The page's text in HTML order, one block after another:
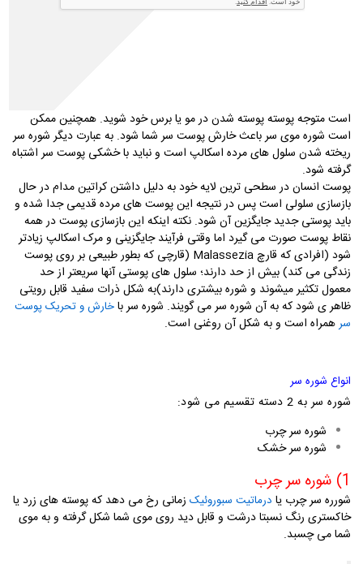
است متوجه پوسته پوسته شدن در مو یا برس خود شوید. همچنین ممکن
است شوره موی سر باعث خارش پوست سر شما شود. به عبارت دیگر شوره سر
ریخته شدن سلول های مرده اسکالپ است و نباید با خشکی پوست سر اشتباه
گرفته شود.
پوست انسان در سطحی ترین لایه خود به دلیل داشتن کراتین مدام در حال
بازسازی سلولی است پس در نتیجه این پوست های مرده قدیمی جدا شده و
باید پوستی جدید جایگزین آن شود. نکته اینکه این بازسازی پوست در همه
نقاط پوست صورت می گیرد اما وقتی فرآیند جایگزینی و مرک اسکالپ زیادتر
شود (افرادی که قارچ Malassezia (قارچی که بطور طبیعی بر روی پوست
زندگی می کند) بیش از حد دارند؛ سلول های پوستی آنها سریعتر از حد
معمول تکثیر میشوند و شوره بیشتری دارند)به شکل ذرات سفید قابل رویتی
ظاهر ی شود که به آن شوره سر می گویند. شوره سر باخارش و تحریک پوست
سرهمراه است و به شکل آن روغنی است.
انواع شوره سر
شوره سر به 2 دسته تقسیم می شود:
شوره سر چرب
شوره سر خشک
1) شوره سر چرب
شورره سر چرب یا درماتیت سبوروئیک زمانی رخ می دهد که پوسته های زرد یا
خاکستری رنگ نسبتا درشت و قابل دید روی موی شما شکل گرفته و به موی
شما می چسبد.